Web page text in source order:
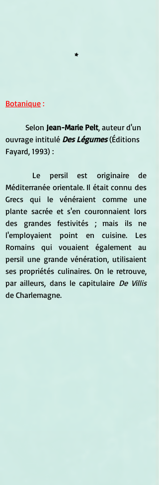
*
Botanique :
	Selon
Jean-Marie Pelt, auteur d'un
ouvrage intitulé Des Légumes (Éditions
Fayard, 1993) :
Méditerranée orientale. Il était connu des
Grecs qui le vénéraient comme une
plante sacrée et s'en couronnaient lors
des grandes festivités ; mais ils ne
l'employaient point en cuisine. Les
Romains qui vouaient également au
persil une grande vénération, utilisaient
ses propriétés culinaires. On le retrouve,
par ailleurs, dans le capitulaire De Villis
de Charlemagne.